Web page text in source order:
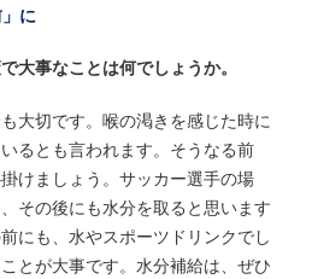
に
事なことは何でしょうか。
大切です。喉の渇きを感じた時に
るとも言われます。そうなる前
けましょう。サッカー選手の場
その後にも水分を取ると思います
にも、水やスポーツドリンクでし
とが大事です。水分補給は、ぜひ